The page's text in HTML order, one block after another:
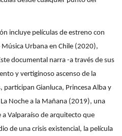
incluye películas de estreno con
Urbana en Chile (2020),
documental narra -a través de sus
y vertiginoso ascenso de la
participan Gianluca, Princesa Alba y
Noche a la Mañana (2019), una
Valparaíso de arquitecto que
de una crisis existencial, la película